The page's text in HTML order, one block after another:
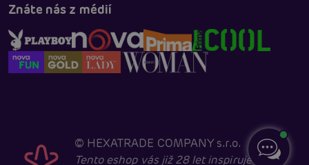
Znáte nás z médií
© HEXATRADE COMPANY s.r.o.
Tento eshop vás již 28 let inspiruje k